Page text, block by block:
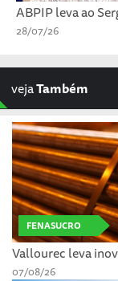
ABPIP leva ao
28/07/26
vejaTambém
FENASUCRO
Vallourec leva
07/08/26